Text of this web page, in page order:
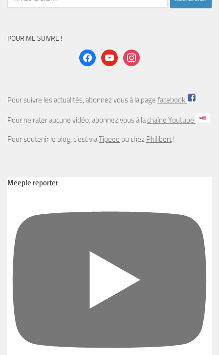
POUR ME SUIVRE !
facebookyoutubeinstagram
Pour suivre les actualités, abonnez vous à la page facebook
Pour ne rater aucune vidéo, abonnez vous à lachaîne Youtube
Pour soutenir le blog, c’est viaTipeee ou chez Philibert !
Meeple reporter